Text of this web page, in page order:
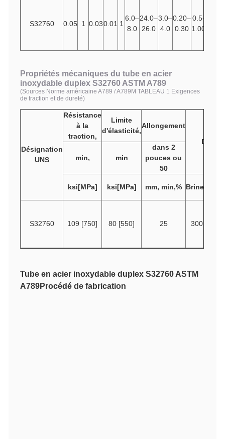
S32760 0.05 1 0.030.01 1
6.0–
8.0
24.0–
26.0
3.0–
4.0
0.20–
0.30
0.5-
1.00
Propriétés mécaniques du tube en acier
inoxydable duplex S32760 ASTM A789
(Sources Norme américaine A789 / A789M TABLEAU 1 Exigences
de traction et de dureté)
Désignation
UNS
Résistance
à la
traction,
Limite
d'élasticité,
Allongement
Dureté
min,
min
dans 2
pouces ou
50
ksi[MPa] ksi[MPa] mm, min,% Brinell
S32760 109 [750] 80 [550] 25 300
Tube en acier inoxydable duplex S32760 ASTM
A789Procédé de fabrication